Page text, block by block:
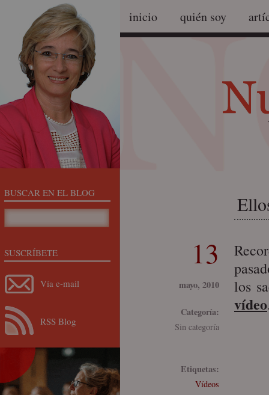
inicio quién soy
13
mayo, 2010
Categoría:
Sin categoría
Etiquetas:
Vídeos
los
vídeo
BUSCAR EN EL BLOG
SUSCRÍBETE
Vía e-mail
RSS Blog